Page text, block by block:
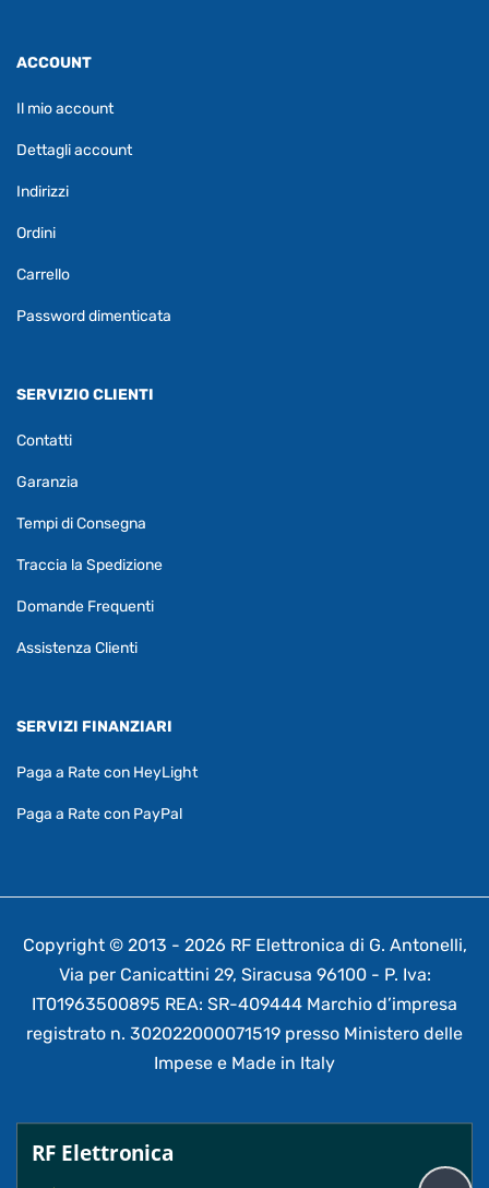
ACCOUNT
Il mio account
Dettagli account
Indirizzi
Ordini
Carrello
Password dimenticata
SERVIZIO CLIENTI
Contatti
Garanzia
Tempi di Consegna
Traccia la Spedizione
Domande Frequenti
Assistenza Clienti
SERVIZI FINANZIARI
Paga a Rate con HeyLight
Paga a Rate con PayPal
Copyright © 2013 - 2026 RF Elettronica di G. Antonelli,
Via per Canicattini 29, Siracusa 96100 - P. Iva:
IT01963500895 REA: SR-409444 Marchio d’impresa
registrato n. 302022000071519 presso Ministero delle
Impese e Made in Italy
RF Elettronica